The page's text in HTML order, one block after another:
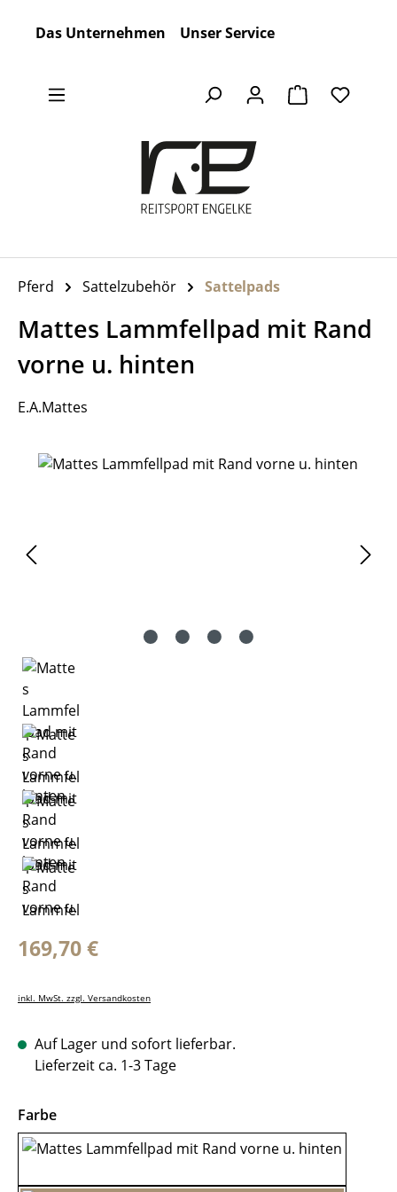
Das Unternehmen Unser Service
Warenkorb
Pferd Sattelzubehör Sattelpads
Mattes Lammfellpad mit Rand
vorne u. hinten
E.A.Mattes
Bildergalerie überspringen
Regulärer Preis:
169,70 €
inkl. MwSt. zzgl. Versandkosten
Auf Lager und sofort lieferbar.
Lieferzeit ca. 1-3 Tage
Farbeauswählen